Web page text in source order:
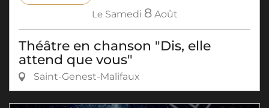
Le Samedi 8 Août
Théâtre en chanson "Dis, elle
attend que vous"
Saint-Genest-Malifaux